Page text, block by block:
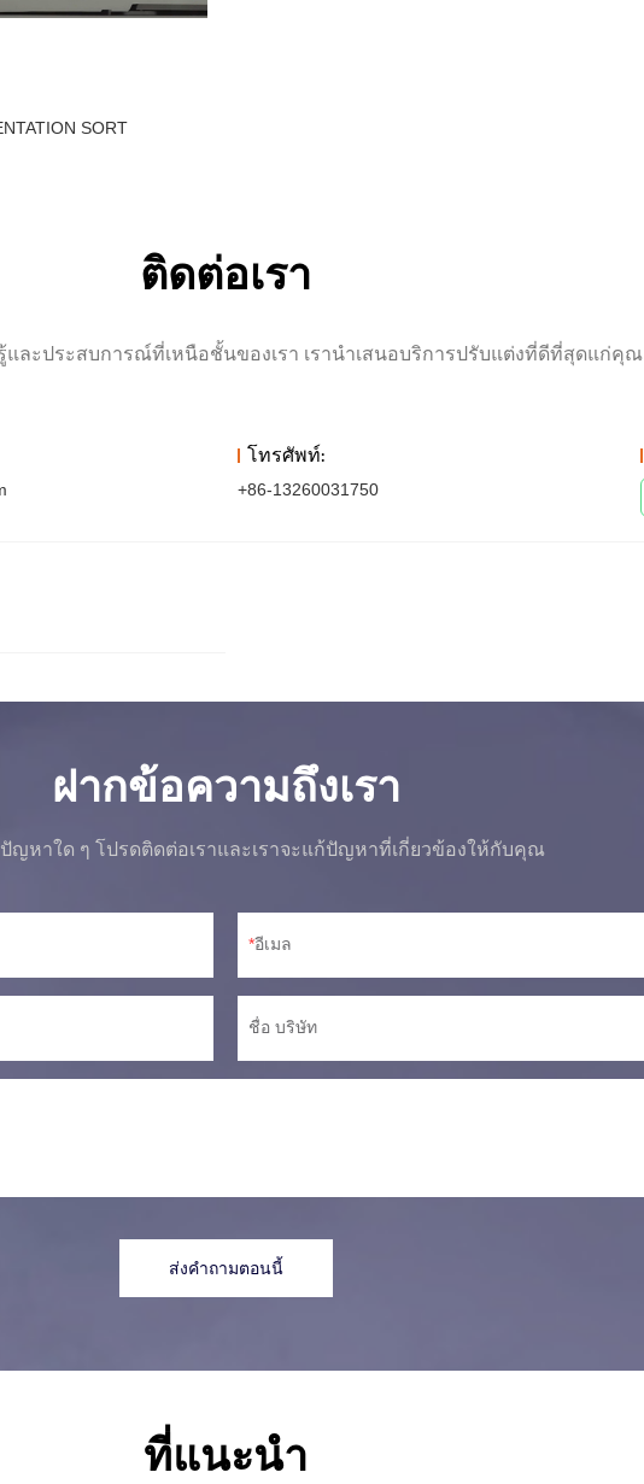
SORT
ติดต่อเรา
ละประสบการณ์ที่เหนือชั้นของเรา เรานำเสนอบริการปรับแต่งที่ดีที่สุดแก่คุณ
โทรศัพท์:
+86-13260031750
ฝากข้อความถึงเรา
หาใด ๆ โปรดติดต่อเราและเราจะแก้ปัญหาที่เกี่ยวข้องให้กับคุณ
อีเมล
ชื่อ บริษัท
ส่งคำถามตอนนี้
ที่แนะนำ